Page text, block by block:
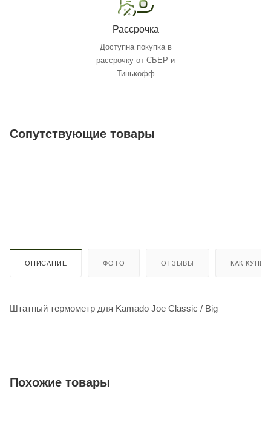
Рассрочка
Доступна покупка в
рассрочку от СБЕР и
Тинькофф
Сопутствующие товары
ОПИСАНИЕ ФОТО ОТЗЫВЫ КАК
Штатный термометр для Kamado Joe Classic / Big
Похожие товары